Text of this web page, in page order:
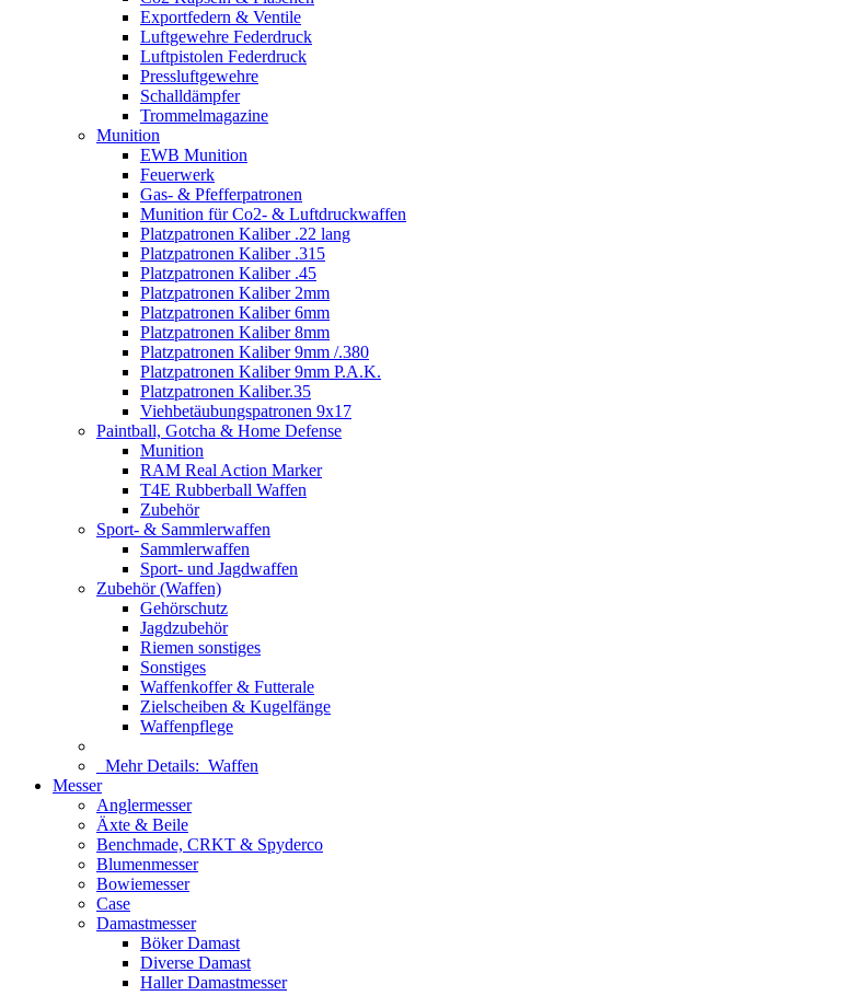
Exportfedern & Ventile
Luftgewehre Federdruck
Luftpistolen Federdruck
Pressluftgewehre
Schalldämpfer
Trommelmagazine
Munition
EWB Munition
Feuerwerk
Gas- & Pfefferpatronen
Munition für Co2- & Luftdruckwaffen
Platzpatronen Kaliber .22 lang
Platzpatronen Kaliber .315
Platzpatronen Kaliber .45
Platzpatronen Kaliber 2mm
Platzpatronen Kaliber 6mm
Platzpatronen Kaliber 8mm
Platzpatronen Kaliber 9mm /.380
Platzpatronen Kaliber 9mm P.A.K.
Platzpatronen Kaliber.35
Viehbetäubungspatronen 9x17
Paintball, Gotcha & Home Defense
Munition
RAM Real Action Marker
T4E Rubberball Waffen
Zubehör
Sport- & Sammlerwaffen
Sammlerwaffen
Sport- und Jagdwaffen
Zubehör (Waffen)
Gehörschutz
Jagdzubehör
Riemen sonstiges
Sonstiges
Waffenkoffer & Futterale
Zielscheiben & Kugelfänge
Waffenpflege
Mehr Details: Waffen
Messer
Anglermesser
Äxte & Beile
Benchmade, CRKT & Spyderco
Blumenmesser
Bowiemesser
Case
Damastmesser
Böker Damast
Diverse Damast
Haller Damastmesser